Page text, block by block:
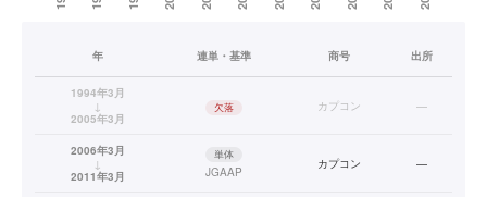
年 連単・基準 商号 出所
1994年3月
↓
2005年3月
欠落 カプコン —
2006年3月
↓
2011年3月
単体
JGAAP
カプコン —